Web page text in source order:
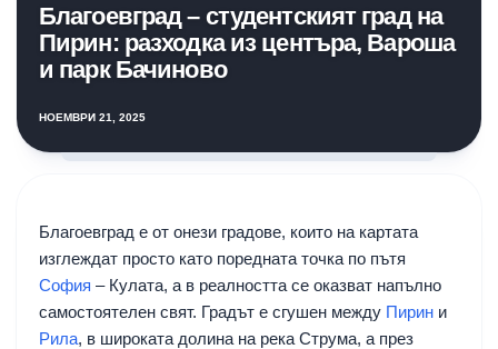
Благоевград – студентският град на
Пирин: разходка из центъра, Вароша
и парк Бачиново
НОЕМВРИ 21, 2025
Благоевград е от онези градове, които на картата
изглеждат просто като поредната точка по пътя
София – Кулата, а в реалността се оказват напълно
самостоятелен свят. Градът е сгушен между Пирин и
Рила, в широката долина на река Струма, а през